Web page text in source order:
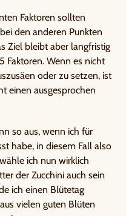
Faktoren sollten
den anderen Punkten
Ziel bleibt aber langfristig
Faktoren. Wenn es nicht
oder zu setzen, ist
einen ausgesprochen
so aus, wenn ich für
habe, in diesem Fall also
ich nun wirklich
der Zucchini auch sein
ich einen Blütetag
vielen guten Blüten